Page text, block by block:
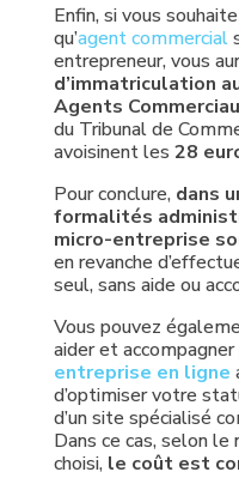
Enfin, si vous
qu’agent commercial
entrepreneur, vous
d’immatriculation
Agents
du Tribunal de
avoisinent les 28
Pour conclure, dans
formalités
micro-entreprise
en revanche
seul, sans aide ou
Vous pouvez
aider et
entreprise en ligne
d’optimiser votre
d’un site spécialisé
Dans ce cas, selon le
choisi, le coût est